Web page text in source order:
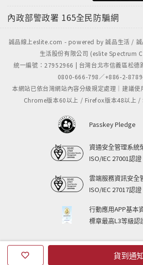
貨到通
本冊中除了較為簡單的平面式作品以
完美再現Tsum Tsum長橢圓形的立體
P.14 艾莎與安娜
出了雪花結晶般的六角型，而另一方
娜，則選用了多色的愛心來映襯出她的
內政部警政署 165全民防騙網
誠品線上eslite.com - powered by 誠品生活 /
生活股份有限公司 (eslite Spectrum
統一編號：27952966 | 台灣台北市信義區松德
0800-666-798／+886-2-
本網站已依台灣網站內容分級規定處理｜建議
Chrome版本60以上 / Firefox版本48以上 /
Passkey Pledge
資通安全管理系統
ISO/IEC 27001認證
雲端服務資訊安全
ISO/IEC 27017認證
行動應用APP基本
標章最高L3等級認